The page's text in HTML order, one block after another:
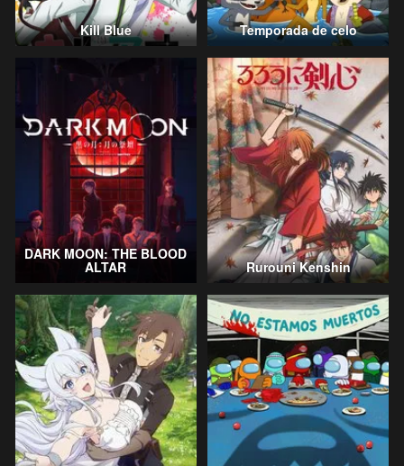
Kill Blue Temporada de celo
DARK MOON: THE BLOOD
ALTAR Rurouni Kenshin